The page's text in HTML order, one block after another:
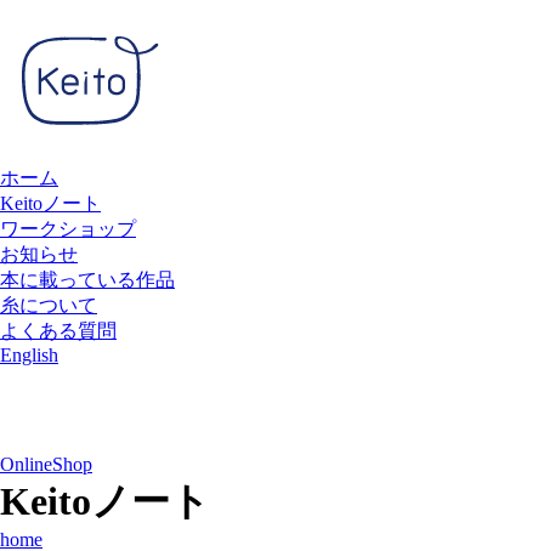
ホーム
Keitoノート
ワークショップ
お知らせ
本に載っている作品
糸について
よくある質問
English
OnlineShop
Keitoノート
home